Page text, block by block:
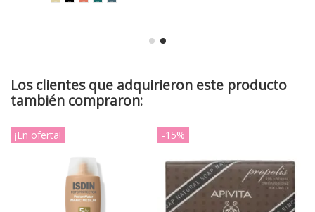
Los clientes que adquirieron este producto
también compraron:
¡En oferta! -15%